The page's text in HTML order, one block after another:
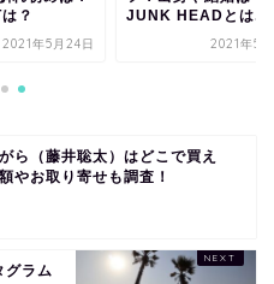
？
2021年5月24日
JUNK HEADとは...
2021年5
ら（藤井聡太）はどこで買え
やお取り寄せも調査！
グラム